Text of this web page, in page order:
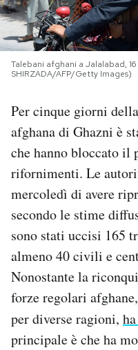
I MIEI PREFERITI
SHOP
CALENDARIO
AREA PERSONALE
Area Personale
Newsletter
Notifiche mobile
Regala il Post
Hai bisogno di aiuto?
Talebani afghani a Jalalabad,
SHIRZADA/AFP/Getty Images)
Per cinque giorni
afghana di Ghazni è
che hanno bloccato il
rifornimenti. Le
mercoledì di avere
secondo le stime
sono stati uccisi 165
almeno 40 civili e
Nonostante la
forze regolari
per diverse ragioni,
principale è che ha